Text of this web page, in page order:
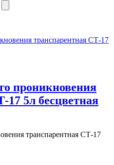
проникновения
17 5л бесцветная
транспарентная СТ-17